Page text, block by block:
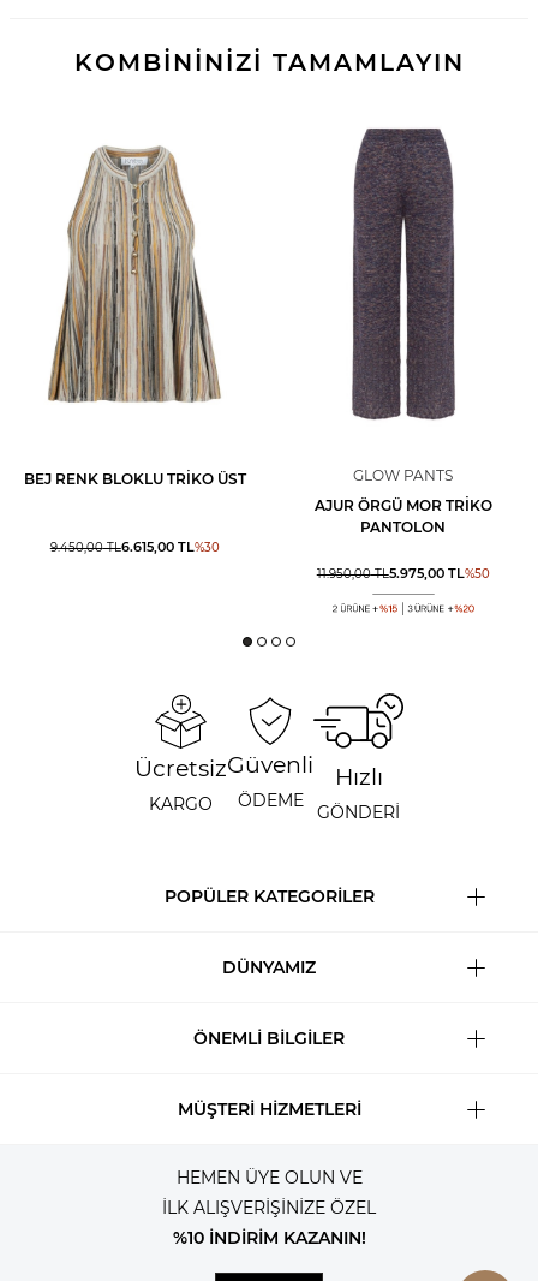
KOMBİNİNİZİ TAMAMLAYIN
BEJ RENK BLOKLU TRIKO ÜST
9.450,00TL6.615,00TL%30
GLOW PANTS
AJUR ÖRGÜ MOR TRIKO
PANTOLON
11.950,00TL5.975,00TL%50
Ücretsiz
KARGO
Güvenli
ÖDEME
Hızlı
GÖNDERİ
POPÜLER KATEGORİLER
DÜNYAMIZ
ÖNEMLİ BİLGİLER
MÜŞTERİ HİZMETLERİ
HEMEN ÜYE OLUN VE
İLK ALIŞVERİŞİNİZE ÖZEL
%10 İNDİRİM KAZANIN!